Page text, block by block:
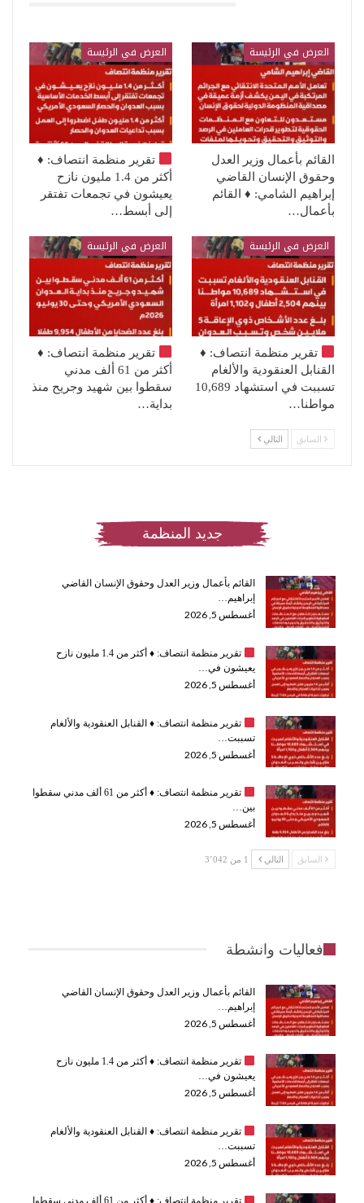
العرض في الرئيسة
القائم بأعمال وزير العدل
وحقوق الإنسان القاضي
إبراهيم الشامي: ♦️ القائم
بأعمال…
العرض في الرئيسة
تقرير منظمة انتصاف: ♦️
أكثر من 1.4 مليون نازح
يعيشون في تجمعات تفتقر
إلى أبسط…
العرض في الرئيسة
تقرير منظمة انتصاف: ♦️
القنابل العنقودية والألغام
تسببت في استشهاد 10,689
مواطنا…
العرض في الرئيسة
تقرير منظمة انتصاف: ♦️
أكثر من 61 ألف مدني
سقطوا بين شهيد وجريح منذ
بداية…
السابق التالي
جديد المنظمة
القائم بأعمال وزير العدل وحقوق الإنسان القاضي
إبراهيم…
أغسطس 5, 2026
تقرير منظمة انتصاف: ♦️
أكثر من 1.4 مليون نازح
يعيشون في…
أغسطس 5, 2026
تقرير منظمة انتصاف: ♦️القنابل العنقودية والألغام
تسببت…
أغسطس 5, 2026
تقرير منظمة انتصاف: ♦️
أكثر من 61 ألف مدني سقطوا
بين…
أغسطس 5, 2026
السابق التالي 1 من 3٬042
فعاليات وانشطة
القائم بأعمال وزير العدل وحقوق الإنسان القاضي
إبراهيم…
أغسطس 5, 2026
تقرير منظمة انتصاف: ♦️
أكثر من 1.4 مليون نازح
يعيشون في…
أغسطس 5, 2026
تقرير منظمة انتصاف: ♦️القنابل العنقودية والألغام
تسببت…
أغسطس 5, 2026